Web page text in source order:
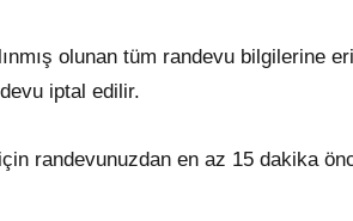
olunan tüm randevu bilgilerine
iptal edilir.
randevunuzdan en az 15 dakika